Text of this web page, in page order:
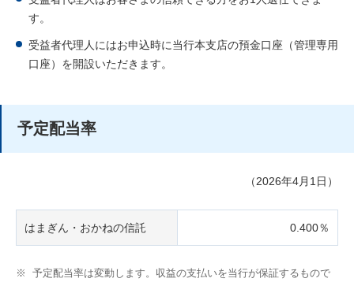
す。
受益者代理人にはお申込時に当行本支店の預金口座（管理専用
口座）を開設いただきます。
予定配当率
（2026年4月1日）
はまぎん・おかねの信託 0.400％
※
予定配当率は変動します。収益の支払いを当行が保証するもので